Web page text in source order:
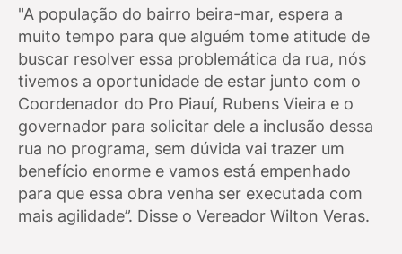
"A população do bairro beira-mar, espera a
muito tempo para que alguém tome atitude de
buscar resolver essa problemática da rua, nós
tivemos a oportunidade de estar junto com o
Coordenador do Pro Piauí, Rubens Vieira e o
governador para solicitar dele a inclusão dessa
rua no programa, sem dúvida vai trazer um
benefício enorme e vamos está empenhado
para que essa obra venha ser executada com
mais agilidade”. Disse o Vereador Wilton Veras.